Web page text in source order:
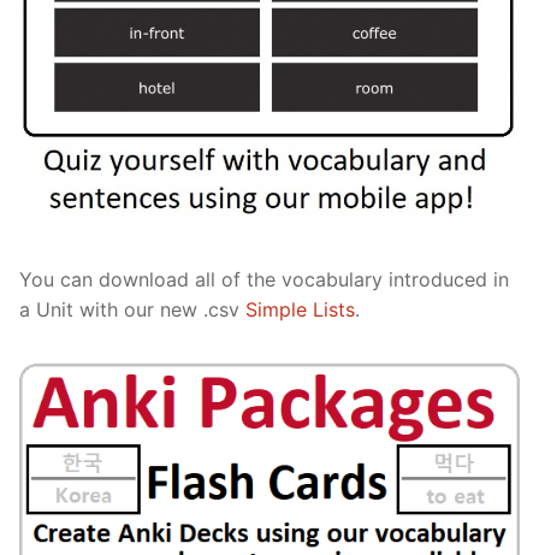
You can download all of the vocabulary introduced in
a Unit with our new .csv Simple Lists.